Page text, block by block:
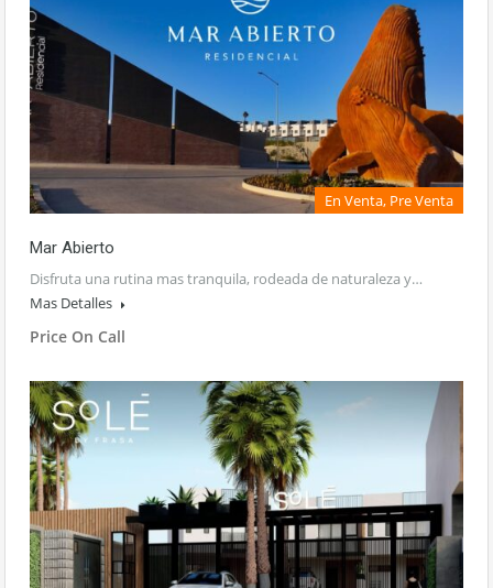
En Venta, Pre Venta
Mar Abierto
Disfruta una rutina mas tranquila, rodeada de naturaleza y…
Mas Detalles
Price On Call